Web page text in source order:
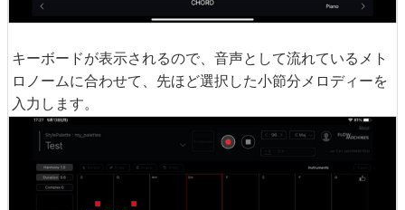
キーボードが表示されるので、音声として流れているメト
ロノームに合わせて、先ほど選択した小節分メロディーを
入力します。